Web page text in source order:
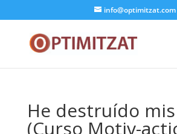
info@optimitzat.com
He destruído
(Curso Motiv-